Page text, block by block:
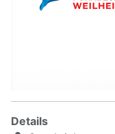
Details